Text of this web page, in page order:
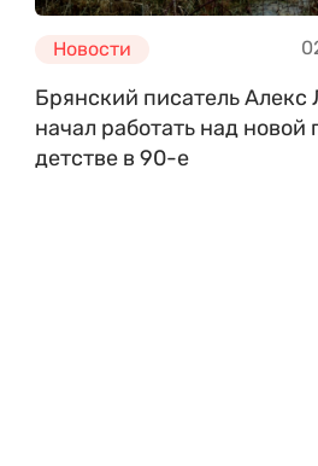
Новости
Брянский писатель Алекс
начал работать над новой
детстве в 90-е